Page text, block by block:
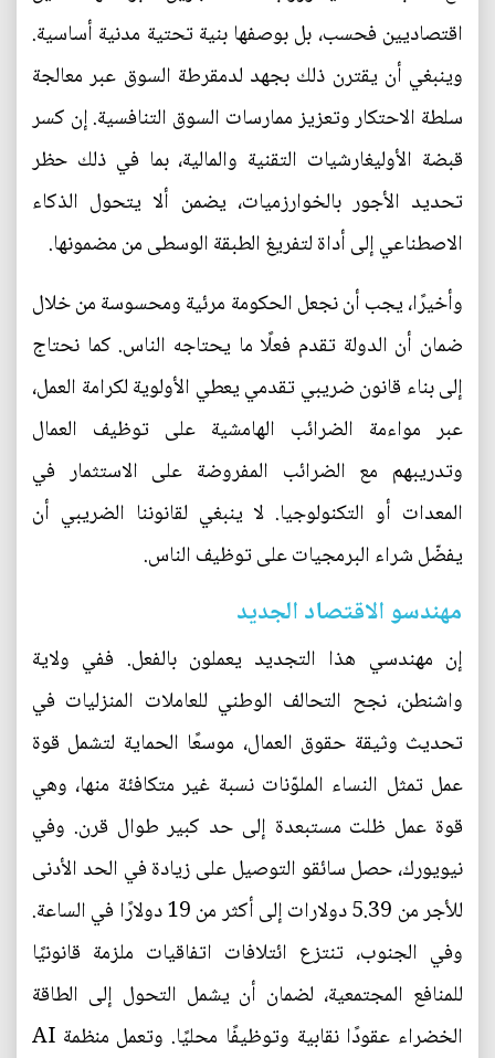
اقتصاديين فحسب، بل بوصفها بنية تحتية مدنية أساسية.
وينبغي أن يقترن ذلك بجهد لدمقرطة السوق عبر معالجة
سلطة الاحتكار وتعزيز ممارسات السوق التنافسية. إن كسر
قبضة الأوليغارشيات التقنية والمالية، بما في ذلك حظر
تحديد الأجور بالخوارزميات، يضمن ألا يتحول الذكاء
الاصطناعي إلى أداة لتفريغ الطبقة الوسطى من مضمونها.
وأخيرًا، يجب أن نجعل الحكومة مرئية ومحسوسة من خلال
ضمان أن الدولة تقدم فعلًا ما يحتاجه الناس. كما نحتاج
إلى بناء قانون ضريبي تقدمي يعطي الأولوية لكرامة العمل،
عبر مواءمة الضرائب الهامشية على توظيف العمال
وتدريبهم مع الضرائب المفروضة على الاستثمار في
المعدات أو التكنولوجيا. لا ينبغي لقانوننا الضريبي أن
يفضّل شراء البرمجيات على توظيف الناس.
مهندسو الاقتصاد الجديد
إن مهندسي هذا التجديد يعملون بالفعل. ففي ولاية
واشنطن، نجح التحالف الوطني للعاملات المنزليات في
تحديث وثيقة حقوق العمال، موسعًا الحماية لتشمل قوة
عمل تمثل النساء الملوّنات نسبة غير متكافئة منها، وهي
قوة عمل ظلت مستبعدة إلى حد كبير طوال قرن. وفي
نيويورك، حصل سائقو التوصيل على زيادة في الحد الأدنى
للأجر من 5.39 دولارات إلى أكثر من 19 دولارًا في الساعة.
وفي الجنوب، تنتزع ائتلافات اتفاقيات ملزمة قانونيًا
للمنافع المجتمعية، لضمان أن يشمل التحول إلى الطاقة
الخضراء عقودًا نقابية وتوظيفًا محليًا. وتعمل منظمة AI